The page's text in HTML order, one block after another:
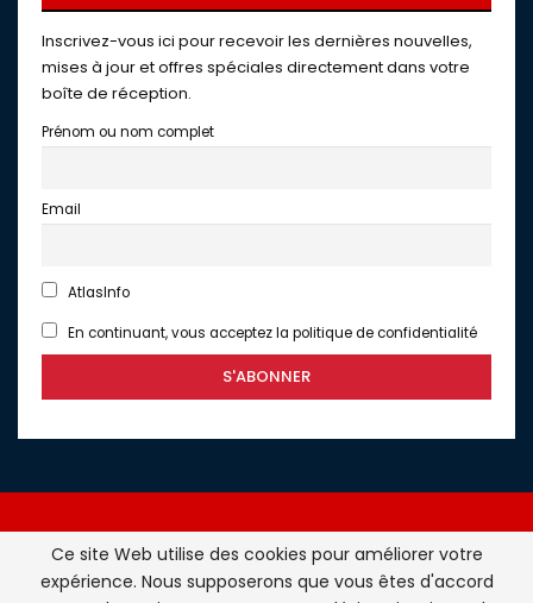
Inscrivez-vous ici pour recevoir les dernières nouvelles,
mises à jour et offres spéciales directement dans votre
boîte de réception.
Prénom ou nom complet
Email
AtlasInfo
En continuant, vous acceptez la politique de confidentialité
Atlasinfo.fr : l'essentiel de l'actualité de la France et du
Ce site Web utilise des cookies pour améliorer votre
expérience. Nous supposerons que vous êtes d'accord